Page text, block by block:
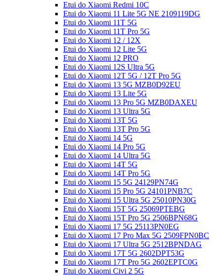
Etui do Xiaomi Redmi 10C
Etui do Xiaomi 11 Lite 5G NE 2109119DG
Etui do Xiaomi 11T 5G
Etui do Xiaomi 11T Pro 5G
Etui do Xiaomi 12 / 12X
Etui do Xiaomi 12 Lite 5G
Etui do Xiaomi 12 PRO
Etui do Xiaomi 12S Ultra 5G
Etui do Xiaomi 12T 5G / 12T Pro 5G
Etui do Xiaomi 13 5G MZB0D92EU
Etui do Xiaomi 13 Lite 5G
Etui do Xiaomi 13 Pro 5G MZB0DAXEU
Etui do Xiaomi 13 Ultra 5G
Etui do Xiaomi 13T 5G
Etui do Xiaomi 13T Pro 5G
Etui do Xiaomi 14 5G
Etui do Xiaomi 14 Pro 5G
Etui do Xiaomi 14 Ultra 5G
Etui do Xiaomi 14T 5G
Etui do Xiaomi 14T Pro 5G
Etui do Xiaomi 15 5G 24129PN74G
Etui do Xiaomi 15 Pro 5G 24101PNB7C
Etui do Xiaomi 15 Ultra 5G 25010PN30G
Etui do Xiaomi 15T 5G 25069PTEBG
Etui do Xiaomi 15T Pro 5G 2506BPN68G
Etui do Xiaomi 17 5G 25113PN0EG
Etui do Xiaomi 17 Pro Max 5G 2509FPN0BC
Etui do Xiaomi 17 Ultra 5G 2512BPNDAG
Etui do Xiaomi 17T 5G 2602DPT53G
Etui do Xiaomi 17T Pro 5G 2602EPTC0G
Etui do Xiaomi Civi 2 5G